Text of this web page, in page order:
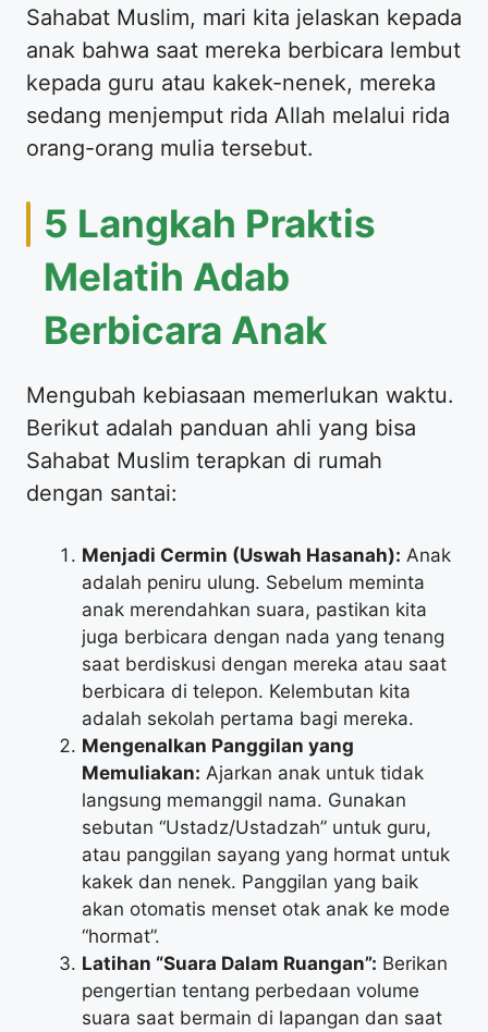
​Sahabat Muslim, mari kita jelaskan kepada
anak bahwa saat mereka berbicara lembut
kepada guru atau kakek-nenek, mereka
sedang menjemput rida Allah melalui rida
orang-orang mulia tersebut.
​5 Langkah Praktis
Melatih Adab
Berbicara Anak
​Mengubah kebiasaan memerlukan waktu.
Berikut adalah panduan ahli yang bisa
Sahabat Muslim terapkan di rumah
dengan santai:
Menjadi Cermin (Uswah Hasanah): Anak
adalah peniru ulung. Sebelum meminta
anak merendahkan suara, pastikan kita
juga berbicara dengan nada yang tenang
saat berdiskusi dengan mereka atau saat
berbicara di telepon. Kelembutan kita
adalah sekolah pertama bagi mereka.
Mengenalkan Panggilan yang
Memuliakan: Ajarkan anak untuk tidak
langsung memanggil nama. Gunakan
sebutan “Ustadz/Ustadzah” untuk guru,
atau panggilan sayang yang hormat untuk
kakek dan nenek. Panggilan yang baik
akan otomatis menset otak anak ke mode
“hormat”.
Latihan “Suara Dalam Ruangan”: Berikan
pengertian tentang perbedaan volume
suara saat bermain di lapangan dan saat